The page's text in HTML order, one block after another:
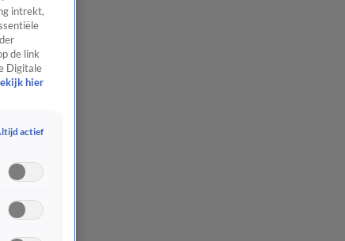
intrekt,
de link
Digitale
hier
actief